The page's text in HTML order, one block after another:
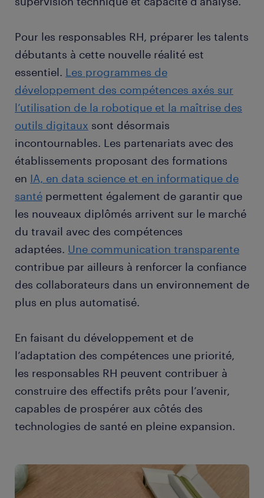
Pour les responsables RH, préparer les talents
débutants à cette nouvelle réalité est
essentiel. Les programmes de
développement des compétences axés sur
l’utilisation de la robotique et la maîtrise des
outils digitaux sont désormais
incontournables. Les partenariats avec des
établissements proposant des formations
en IA, en data science et en informatique de
santé permettent également de garantir que
les nouveaux diplômés arrivent sur le marché
du travail avec des compétences
adaptées. Une communication transparente
contribue par ailleurs à renforcer la confiance
des collaborateurs dans un environnement de
plus en plus automatisé.
En faisant du développement et de
l’adaptation des compétences une priorité,
les responsables RH peuvent contribuer à
construire des effectifs prêts pour l’avenir,
capables de prospérer aux côtés des
technologies de santé en pleine expansion.